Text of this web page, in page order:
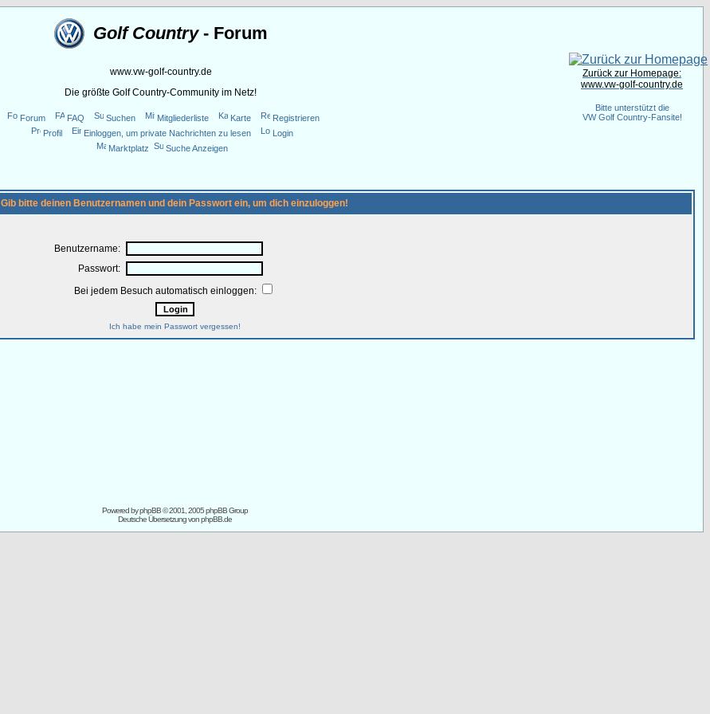
Golf Country- Forum
www.vw-golf-country.de
Die größte Golf Country-Community im Netz!
Forum FAQ Suchen Mitgliederliste Karte
Registrieren
Profil
Einloggen, um private Nachrichten zu lesen
Login
Marktplatz
Suche Anzeigen
Zurück zur Homepage:
www.vw-golf-country.de
Bitte unterstützt die
VW Golf Country-Fansite!
Gib bitte deinen Benutzernamen und dein Passwort ein, um dich einzuloggen!
Benutzername:
Passwort:
Bei jedem Besuch automatisch einloggen:
Ich habe mein Passwort vergessen!
Powered byphpBB© 2001, 2005 phpBB Group
Deutsche Übersetzung vonphpBB.de